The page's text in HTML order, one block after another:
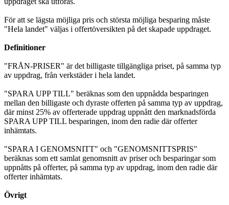
För att se lägsta möjliga pris och största möjliga besparing måste
"Hela landet" väljas i offertöversikten på det skapade uppdraget.
Definitioner
"FRÅN-PRISER" är det billigaste tillgängliga priset, på samma typ
av uppdrag, från verkstäder i hela landet.
"SPARA UPP TILL" beräknas som den uppnådda besparingen
mellan den billigaste och dyraste offerten på samma typ av uppdrag,
där minst 25% av offerterade uppdrag uppnått den marknadsförda
SPARA UPP TILL besparingen, inom den radie där offerter
inhämtats.
"SPARA I GENOMSNITT" och "GENOMSNITTSPRIS"
beräknas som ett samlat genomsnitt av priser och besparingar som
uppnåtts på offerter, på samma typ av uppdrag, inom den radie där
offerter inhämtats.
Övrigt